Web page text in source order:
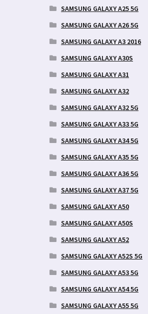
SAMSUNG GALAXY A25 5G
SAMSUNG GALAXY A26 5G
SAMSUNG GALAXY A3 2016
SAMSUNG GALAXY A30S
SAMSUNG GALAXY A31
SAMSUNG GALAXY A32
SAMSUNG GALAXY A32 5G
SAMSUNG GALAXY A33 5G
SAMSUNG GALAXY A34 5G
SAMSUNG GALAXY A35 5G
SAMSUNG GALAXY A36 5G
SAMSUNG GALAXY A37 5G
SAMSUNG GALAXY A50
SAMSUNG GALAXY A50S
SAMSUNG GALAXY A52
SAMSUNG GALAXY A52S 5G
SAMSUNG GALAXY A53 5G
SAMSUNG GALAXY A54 5G
SAMSUNG GALAXY A55 5G